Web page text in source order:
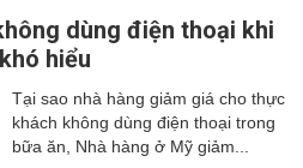
dùng điện thoại khi
hiểu
Tại sao nhà hàng giảm giá cho thực
khách không dùng điện thoại trong
bữa ăn, Nhà hàng ở Mỹ giảm...